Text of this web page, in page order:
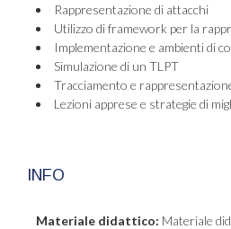
Rappresentazione di attacchi
Utilizzo di framework per la
Implementazione e ambienti di
Simulazione di un TLPT
Tracciamento e
Lezioni apprese e strategie di
INFO
Materiale didattico: Materiale